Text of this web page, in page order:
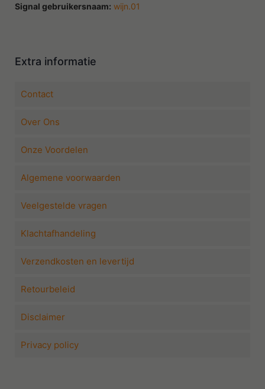
Signal gebruikersnaam: wijn.01
Extra informatie
Contact
Over Ons
Onze Voordelen
Algemene voorwaarden
Veelgestelde vragen
Klachtafhandeling
Verzendkosten en levertijd
Retourbeleid
Disclaimer
Privacy policy